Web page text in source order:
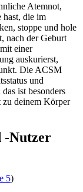
Atemnot,
hast, die im
stoppe und hole
nach der Geburt
einer
auskurierst,
Die ACSM
und
ist besonders
deinem Körper
-Nutzer
5)